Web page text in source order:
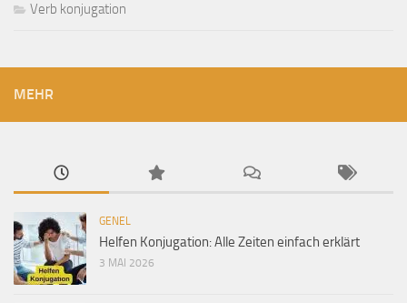
Verb konjugation
MEHR
GENEL
Helfen Konjugation: Alle Zeiten einfach erklärt
3 MAI 2026